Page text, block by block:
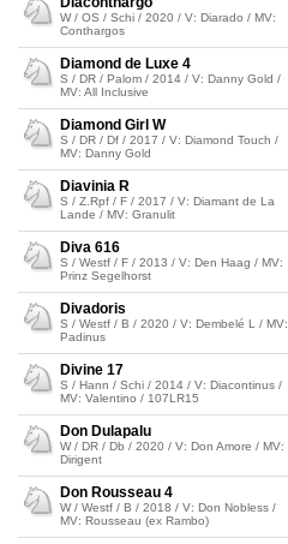
W / OS / Schi / 2020 / V: Diarado / MV:
Conthargos
Diamond de Luxe 4
S / DR / Palom / 2014 / V: Danny Gold /
MV: All Inclusive
Diamond Girl W
S / DR / Df / 2017 / V: Diamond Touch /
MV: Danny Gold
Diavinia R
S / Z.Rpf / F / 2017 / V: Diamant de La
Lande / MV: Granulit
Diva 616
S / Westf / F / 2013 / V: Den Haag / MV:
Prinz Segelhorst
Divadoris
S / Westf / B / 2020 / V: Dembelé L / MV:
Padinus
Divine 17
S / Hann / Schi / 2014 / V: Diacontinus /
MV: Valentino / 107LR15
Don Dulapalu
W / DR / Db / 2020 / V: Don Amore / MV:
Dirigent
Don Rousseau 4
W / Westf / B / 2018 / V: Don Nobless /
MV: Rousseau (ex Rambo)